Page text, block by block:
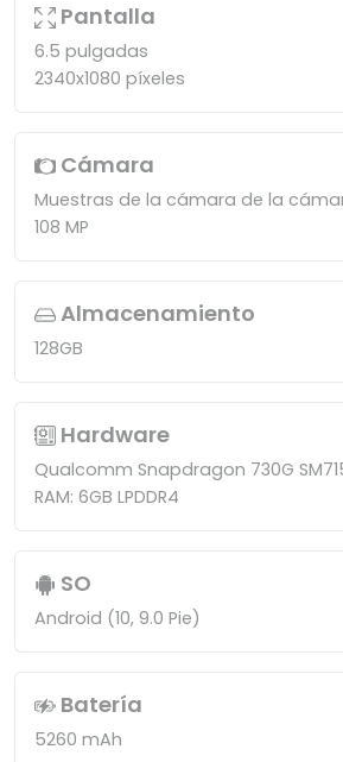
Pantalla
6.5 pulgadas
2340x1080 píxeles
Cámara
Muestras de la cámara de la
108 MP
Almacenamiento
128GB
Hardware
Qualcomm Snapdragon 730G
RAM: 6GB LPDDR4
SO
Android (10, 9.0 Pie)
Batería
5260 mAh